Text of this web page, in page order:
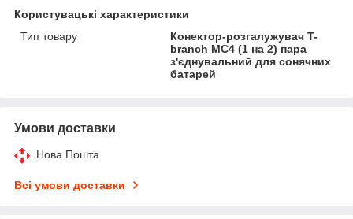
Користувацькі характеристики
Тип товару
Конектор-розгалужувач T-
branch МС4 (1 на 2) пара
з'єднувальний для сонячних
батарей
Умови доставки
Нова Пошта
Всі умови доставки